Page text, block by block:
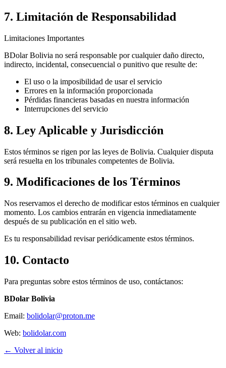
7. Limitación de Responsabilidad
Limitaciones Importantes
BDolar Bolivia no será responsable por cualquier daño directo,
indirecto, incidental, consecuencial o punitivo que resulte de:
El uso o la imposibilidad de usar el servicio
Errores en la información proporcionada
Pérdidas financieras basadas en nuestra información
Interrupciones del servicio
8. Ley Aplicable y Jurisdicción
Estos términos se rigen por las leyes de Bolivia. Cualquier disputa
será resuelta en los tribunales competentes de Bolivia.
9. Modificaciones de los Términos
Nos reservamos el derecho de modificar estos términos en cualquier
momento. Los cambios entrarán en vigencia inmediatamente
después de su publicación en el sitio web.
Es tu responsabilidad revisar periódicamente estos términos.
10. Contacto
Para preguntas sobre estos términos de uso, contáctanos:
BDolar Bolivia
Email: bolidolar@proton.me
Web: bolidolar.com
← Volver al inicio